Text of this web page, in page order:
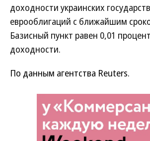
доходности украинских
еврооблигаций с ближайшим
Базисный пункт равен 0,01
доходности.
По данным агентства Reuters.